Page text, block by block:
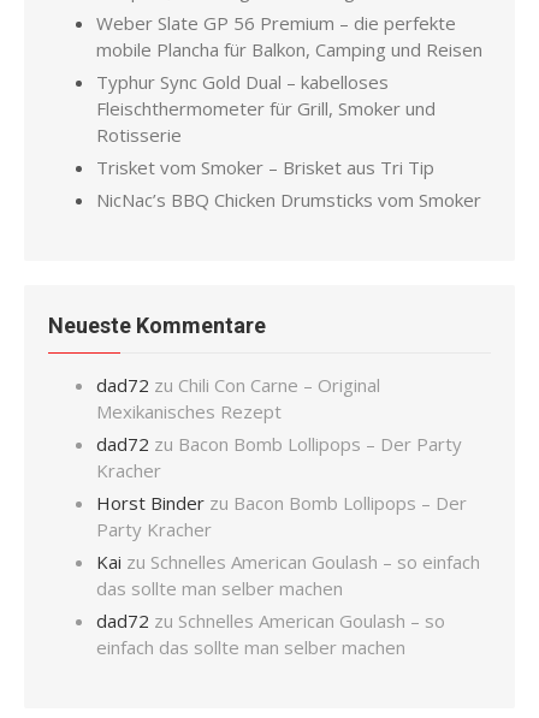
Weber Slate GP 56 Premium – die perfekte
mobile Plancha für Balkon, Camping und Reisen
Typhur Sync Gold Dual – kabelloses
Fleischthermometer für Grill, Smoker und
Rotisserie
Trisket vom Smoker – Brisket aus Tri Tip
NicNac’s BBQ Chicken Drumsticks vom Smoker
Neueste Kommentare
dad72 zu Chili Con Carne – Original
Mexikanisches Rezept
dad72 zu Bacon Bomb Lollipops – Der Party
Kracher
Horst Binder zu Bacon Bomb Lollipops – Der
Party Kracher
Kai zu Schnelles American Goulash – so einfach
das sollte man selber machen
dad72 zu Schnelles American Goulash – so
einfach das sollte man selber machen